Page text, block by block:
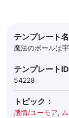
テンプレート名
魔法のボールは
テンプレートID
54228
トピック：
感情/ユーモア,